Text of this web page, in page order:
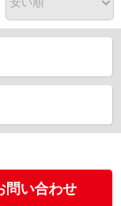
問い合わせ